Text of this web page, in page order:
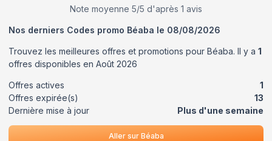
Note moyenne 5/5 d'après 1 avis
Nos derniers Codes promo Béaba le 08/08/2026
Trouvez les meilleures offres et promotions pour Béaba. Il y a 1
offres disponibles en Août 2026
Offres actives
1
Offres expirée(s)
13
Dernière mise à jour
Plus d'une semaine
Aller sur Béaba